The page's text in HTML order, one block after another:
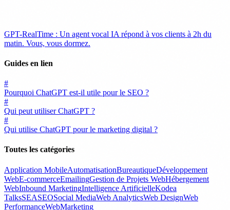
GPT-RealTime : Un agent vocal IA répond à vos clients à 2h du
matin. Vous, vous dormez.
Guides en lien
#
Pourquoi ChatGPT est-il utile pour le SEO ?
#
Qui peut utiliser ChatGPT ?
#
Qui utilise ChatGPT pour le marketing digital ?
Toutes les catégories
Application MobileAutomatisationBureautiqueDéveloppement
WebE-commerceEmailingGestion de Projets WebHébergement
WebInbound MarketingIntelligence ArtificielleKodea
TalksSEASEOSocial MediaWeb AnalyticsWeb DesignWeb
PerformanceWebMarketing